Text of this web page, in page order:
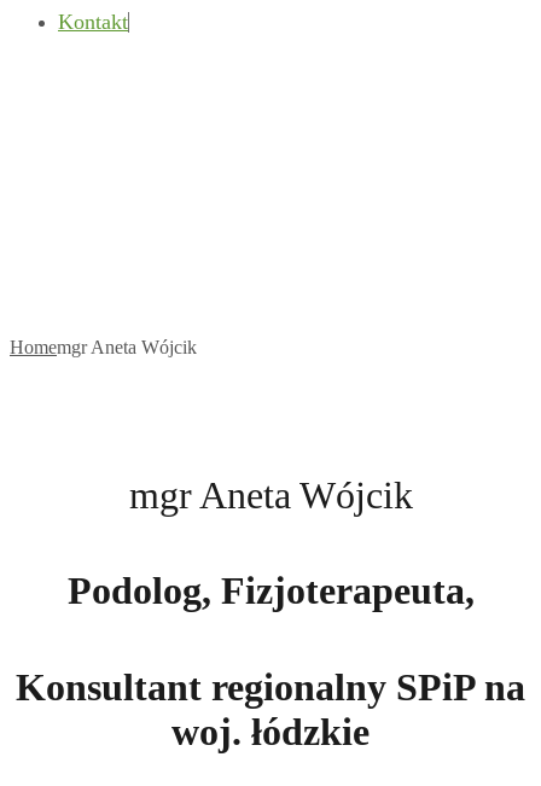
Kontakt
Homemgr Aneta Wójcik
mgr Aneta Wójcik
Podolog, Fizjoterapeuta,
Konsultant regionalny SPiP na
woj. łódzkie